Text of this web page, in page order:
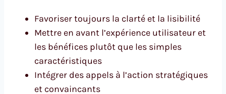
Favoriser toujours la clarté et la lisibilité
Mettre en avant l’expérience utilisateur et
les bénéfices plutôt que les simples
caractéristiques
Intégrer des appels à l’action stratégiques
et convaincants